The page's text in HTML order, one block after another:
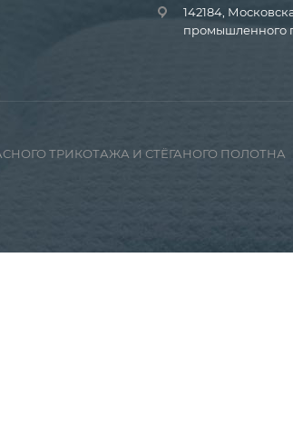
142184,
промышленного
ТРИКОТАЖА И СТЁГАНОГО ПОЛОТНА